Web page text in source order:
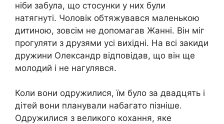
ніби забула, що стосунки у них були
натягнуті. Чоловік обтяжувався маленькою
дитиною, зовсім не допомагав Жанні. Він міг
прогуляти з друзями усі вихідні. На всі закиди
дружини Олександр відповідав, що він ще
молодий і не нагулявся.
Коли вони одружилися, їм було за двадцять і
дітей вони планували набагато пізніше.
Одружилися з великого кохання, яке